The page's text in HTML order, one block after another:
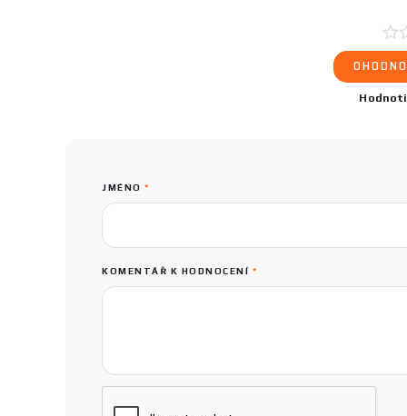
JMÉNO *
KOMENTÁŘ K HODNOCENÍ *